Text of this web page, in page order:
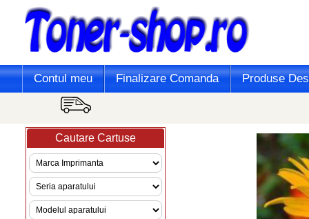
Contul meu Finalizare Comanda Produse
Cautare Cartuse